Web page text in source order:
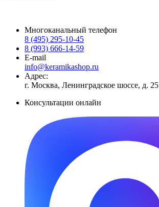
Многоканальный телефон
8 (495) 295-10-45
8 (993) 666-14-59
E-mail
info@keramikashop.ru
Адрес:
г. Москва, Ленинградское шоссе, д. 25
Консультации онлайн